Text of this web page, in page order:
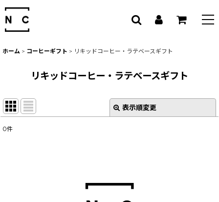
ホーム > コーヒーギフト > リキッドコーヒー・ラテベースギフト
リキッドコーヒー・ラテベースギフト
表示順変更
絞り込む
0件